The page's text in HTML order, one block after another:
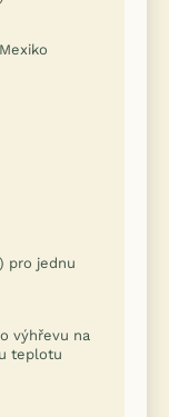
pro jednu
výhřevu na
teplotu